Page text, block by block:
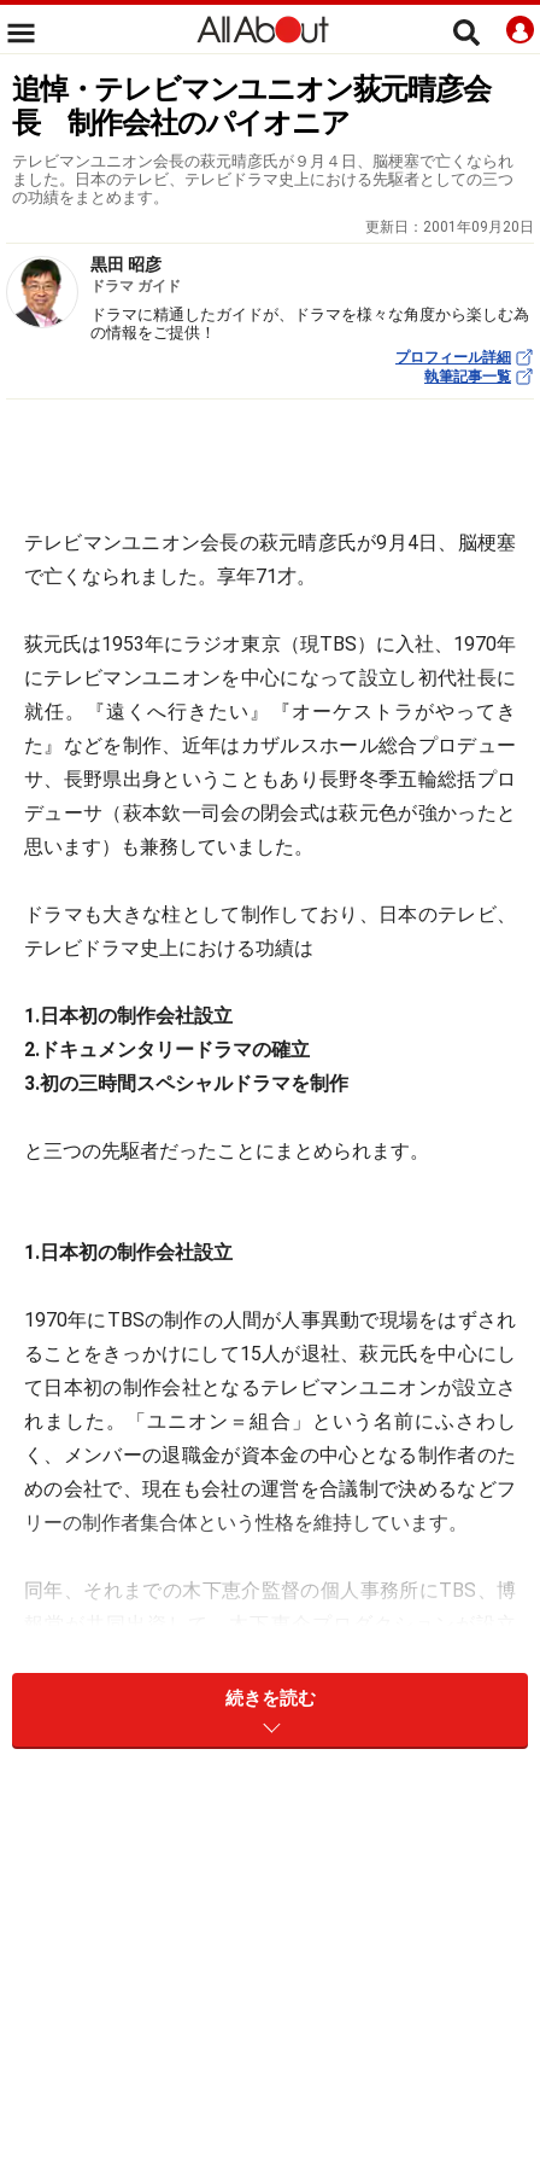
追悼・テレビマンユニオン荻元晴彦会
長 制作会社のパイオニア
テレビマンユニオン会長の萩元晴彦氏が９月４日、脳梗塞で亡くなられ
ました。日本のテレビ、テレビドラマ史上における先駆者としての三つ
の功績をまとめます。
更新日： 2001年09月20日
黒田 昭彦
ドラマ ガイド
ドラマに精通したガイドが、ドラマを様々な角度から楽しむ為
の情報をご提供！
プロフィール詳細
執筆記事一覧
テレビマンユニオン会長の萩元晴彦氏が9月4日、脳梗塞
で亡くなられました。享年71才。
荻元氏は1953年にラジオ東京（現TBS）に入社、1970年
にテレビマンユニオンを中心になって設立し初代社長に
就任。『遠くへ行きたい』『オーケストラがやってき
た』などを制作、近年はカザルスホール総合プロデュー
サ、長野県出身ということもあり長野冬季五輪総括プロ
デューサ（萩本欽一司会の閉会式は萩元色が強かったと
思います）も兼務していました。
ドラマも大きな柱として制作しており、日本のテレビ、
テレビドラマ史上における功績は
1.日本初の制作会社設立
2.ドキュメンタリードラマの確立
3.初の三時間スペシャルドラマを制作
と三つの先駆者だったことにまとめられます。
1.日本初の制作会社設立
1970年にTBSの制作の人間が人事異動で現場をはずされ
ることをきっかけにして15人が退社、萩元氏を中心にし
て日本初の制作会社となるテレビマンユニオンが設立さ
れました。「ユニオン＝組合」という名前にふさわし
く、メンバーの退職金が資本金の中心となる制作者のた
めの会社で、現在も会社の運営を合議制で決めるなどフ
リーの制作者集合体という性格を維持しています。
同年、それまでの木下恵介監督の個人事務所にTBS、博
秋』『冬の運動会』など人間の内面を深く掘り下げた大
人のドラマシリーズ『木下恵介・人間の歌シリーズ』を
続きを読む